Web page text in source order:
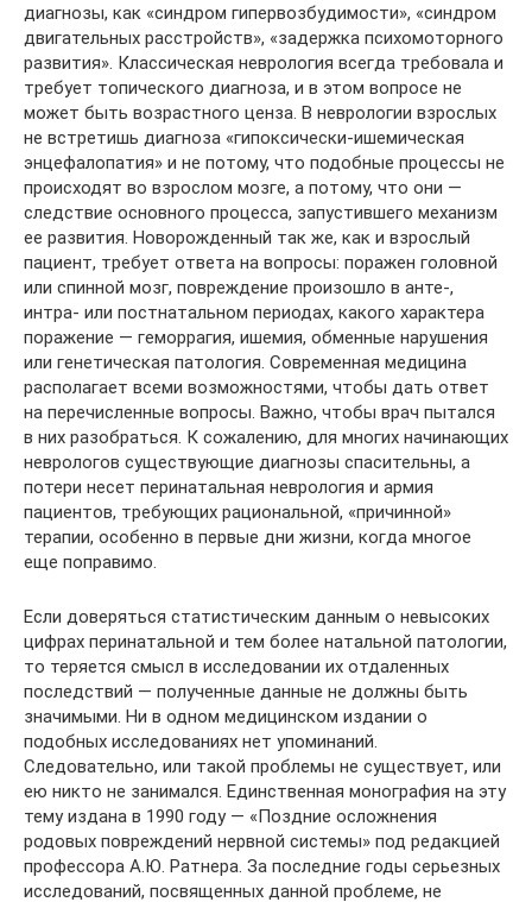
диагнозы, как «синдром гипервозбудимости», «синдром
двигательных расстройств», «задержка психомоторного
развития». Классическая неврология всегда требовала и
требует топического диагноза, и в этом вопросе не
может быть возрастного ценза. В неврологии взрослых
не встретишь диагноза «гипоксически-ишемическая
энцефалопатия» и не потому, что подобные процессы не
происходят во взрослом мозге, а потому, что они —
следствие основного процесса, запустившего механизм
ее развития. Новорожденный так же, как и взрослый
пациент, требует ответа на вопросы: поражен головной
или спинной мозг, повреждение произошло в анте-,
интра- или постнатальном периодах, какого характера
поражение — геморрагия, ишемия, обменные нарушения
или генетическая патология. Современная медицина
располагает всеми возможностями, чтобы дать ответ
на перечисленные вопросы. Важно, чтобы врач пытался
в них разобраться. К сожалению, для многих начинающих
неврологов существующие диагнозы спасительны, а
потери несет перинатальная неврология и армия
пациентов, требующих рациональной, «причинной»
терапии, особенно в первые дни жизни, когда многое
еще поправимо.
Если доверяться статистическим данным о невысоких
цифрах перинатальной и тем более натальной патологии,
то теряется смысл в исследовании их отдаленных
последствий — полученные данные не должны быть
значимыми. Ни в одном медицинском издании о
подобных исследованиях нет упоминаний.
Следовательно, или такой проблемы не существует, или
ею никто не занимался. Единственная монография на эту
тему издана в 1990 году — «Поздние осложнения
родовых повреждений нервной системы» под редакцией
профессора А.Ю. Ратнера. За последние годы серьезных
исследований, посвященных данной проблеме, не